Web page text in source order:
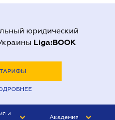
юридический
Liga:BOOK
ТАРИФЫ
и
Академия